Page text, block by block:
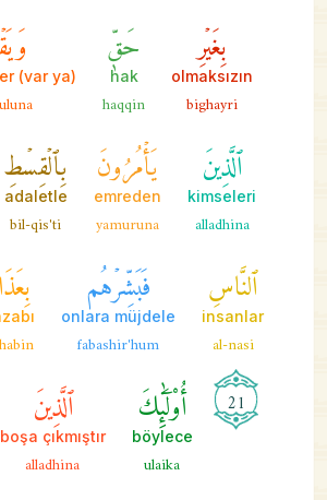
بِغَيۡرِ
olmaksızın
bighayri
حَقّٖ
hak
haqqin
(var ya)
ٱلَّذِينَ
kimseleri
alladhina
يَأۡمُرُونَ
emreden
yamuruna
بِٱلۡقِسۡطِ
adaletle
bil-qis'ti
ٱلنَّاسِ
insanlar
al-nasi
فَبَشِّرۡهُم
onlara müjdele
fabashir'hum
21 أُوْلَٰٓئِكَ
böylece
ulaika
ٱلَّذِينَ
boşa çıkmıştır
alladhina